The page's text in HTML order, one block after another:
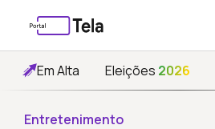
Em Alta Eleições 2026
Entretenimento